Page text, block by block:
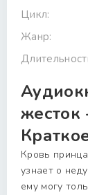
Цикл:
Жанр:
жесток
Кровь
узнает о
ему могу